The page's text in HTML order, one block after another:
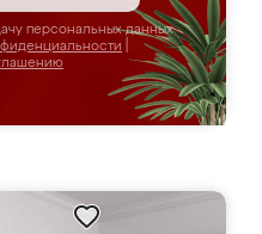
персональных данных